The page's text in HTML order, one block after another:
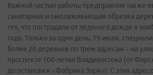
Важной частью работы предприятия также
санитарная и омолаживающая обрезка
тех, что пострадали от ледяного дождя в
года. Только за один день, 19 июля,
более 20 деревьев по трем адресам – на
проспекте 100-летия Владивостока (от
до остановки «Фабрика Заря»). С этих